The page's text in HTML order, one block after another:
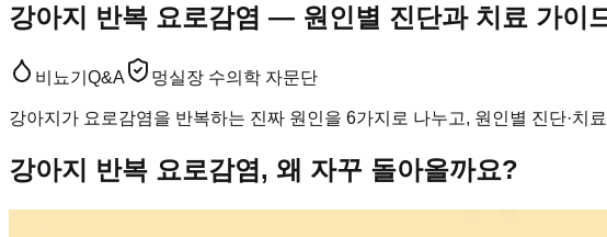
강아지 반복 요로감염 — 원인별 진단과 치료 가이
비뇨기 Q&A 멍실장 수의학 자문단
강아지가 요로감염을 반복하는 진짜 원인을 6가지로 나누고, 원인별 진단·치
강아지 반복 요로감염, 왜 자꾸 돌아올까요?